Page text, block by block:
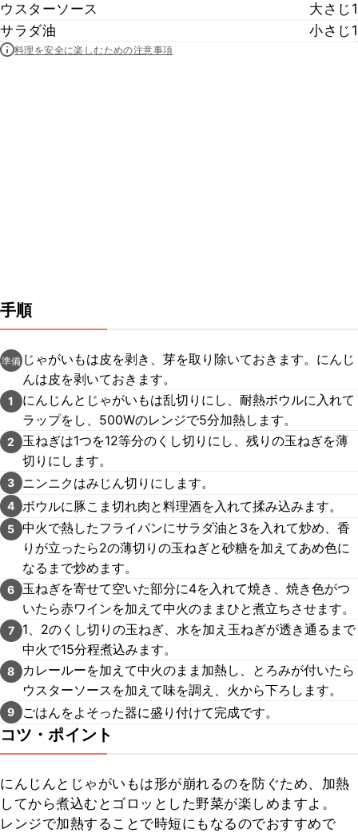
ウスターソース
大さじ1
サラダ油
小さじ1
料理を安全に楽しむための注意事項
手順
準備 じゃがいもは皮を剥き、芽を取り除いておきます。にんじ
んは皮を剥いておきます。
1
にんじんとじゃがいもは乱切りにし、耐熱ボウルに入れて
ラップをし、500Wのレンジで5分加熱します。
2
玉ねぎは1つを12等分のくし切りにし、残りの玉ねぎを薄
切りにします。
3 ニンニクはみじん切りにします。
4 ボウルに豚こま切れ肉と料理酒を入れて揉み込みます。
5 中火で熱したフライパンにサラダ油と3を入れて炒め、香
りが立ったら2の薄切りの玉ねぎと砂糖を加えてあめ色に
なるまで炒めます。
6
玉ねぎを寄せて空いた部分に4を入れて焼き、焼き色がつ
いたら赤ワインを加えて中火のままひと煮立ちさせます。
7
1、2のくし切りの玉ねぎ、水を加え玉ねぎが透き通るまで
中火で15分程煮込みます。
8
カレールーを加えて中火のまま加熱し、とろみが付いたら
ウスターソースを加えて味を調え、火から下ろします。
9 ごはんをよそった器に盛り付けて完成です。
コツ・ポイント
にんじんとじゃがいもは形が崩れるのを防ぐため、加熱
してから煮込むとゴロッとした野菜が楽しめますよ。
レンジで加熱することで時短にもなるのでおすすめで